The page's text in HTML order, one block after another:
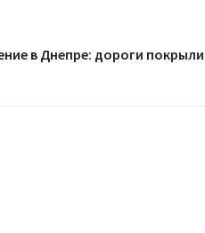
в Днепре: дороги